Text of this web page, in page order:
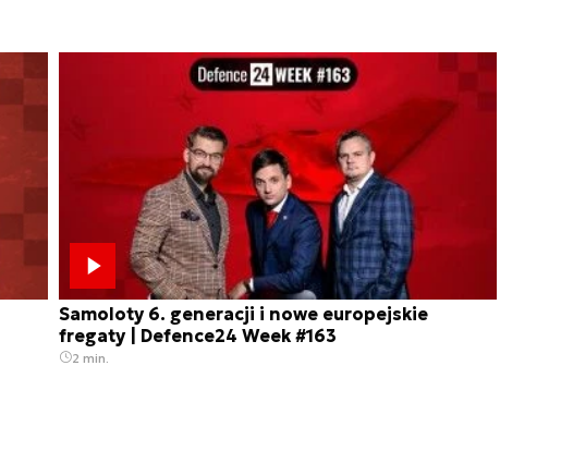
Samoloty 6. generacji i nowe europejskie
fregaty | Defence24 Week #163
2 min.